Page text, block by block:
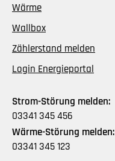
Wärme
Wallbox
Zählerstand melden
Login Energieportal
Strom-Störung melden:
03341 345 456
Wärme-Störung melden:
03341 345 123